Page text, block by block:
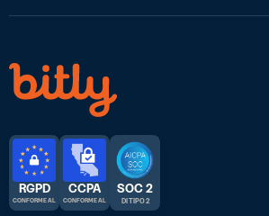
RGPD
CONFORME AL
CCPA
CONFORME AL
SOC 2
DI TIPO 2